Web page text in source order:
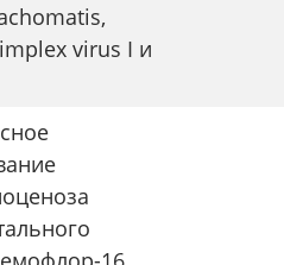
virus I и